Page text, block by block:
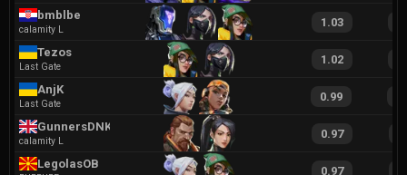
bmblbe
calamity L
1.03
Tezos
Last Gate
1.02
AnjK
Last Gate
0.99
GunnersDNK
calamity L
0.97
LegolasOB 0.97